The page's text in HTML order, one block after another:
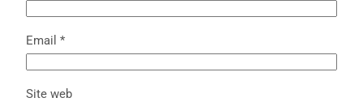
Email *
Site web